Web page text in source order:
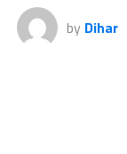
by Dihar